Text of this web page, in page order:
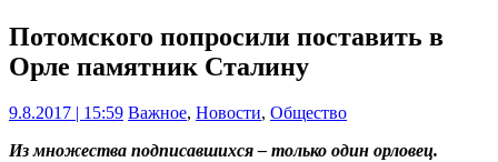
Потомского попросили поставить в
Орле памятник Сталину
9.8.2017 | 15:59 Важное, Новости, Общество
Из множества подписавшихся – только один орловец.